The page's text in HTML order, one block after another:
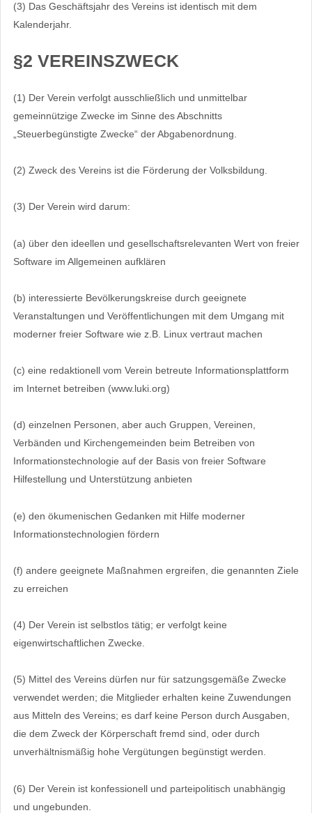
(3) Das Geschäftsjahr des Vereins ist identisch mit dem
Kalenderjahr.
§2 VEREINSZWECK
(1) Der Verein verfolgt ausschließlich und unmittelbar
gemeinnützige Zwecke im Sinne des Abschnitts
„Steuerbegünstigte Zwecke“ der Abgabenordnung.
(2) Zweck des Vereins ist die Förderung der Volksbildung.
(3) Der Verein wird darum:
(a) über den ideellen und gesellschaftsrelevanten Wert von freier
Software im Allgemeinen aufklären
(b) interessierte Bevölkerungskreise durch geeignete
Veranstaltungen und Veröffentlichungen mit dem Umgang mit
moderner freier Software wie z.B. Linux vertraut machen
(c) eine redaktionell vom Verein betreute Informationsplattform
im Internet betreiben (www.luki.org)
(d) einzelnen Personen, aber auch Gruppen, Vereinen,
Verbänden und Kirchengemeinden beim Betreiben von
Informationstechnologie auf der Basis von freier Software
Hilfestellung und Unterstützung anbieten
(e) den ökumenischen Gedanken mit Hilfe moderner
Informationstechnologien fördern
(f) andere geeignete Maßnahmen ergreifen, die genannten Ziele
zu erreichen
(4) Der Verein ist selbstlos tätig; er verfolgt keine
eigenwirtschaftlichen Zwecke.
(5) Mittel des Vereins dürfen nur für satzungsgemäße Zwecke
verwendet werden; die Mitglieder erhalten keine Zuwendungen
aus Mitteln des Vereins; es darf keine Person durch Ausgaben,
die dem Zweck der Körperschaft fremd sind, oder durch
unverhältnismäßig hohe Vergütungen begünstigt werden.
(6) Der Verein ist konfessionell und parteipolitisch unabhängig
und ungebunden.